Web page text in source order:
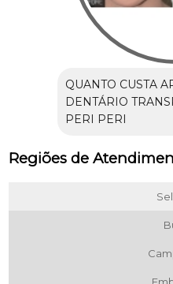
QUANTO CUSTA
DENTÁRIO
PERI PERI
Regiões de